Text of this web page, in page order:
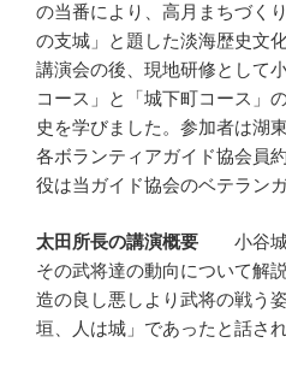
の当番により、高月まちづく
の支城」と題した淡海歴史文
講演会の後、現地研修として
コース」と「城下町コース」
史を学びました。参加者は湖
各ボランティアガイド協会員
役は当ガイド協会のベテラン
太田所長の講演概要 小谷城
その武将達の動向について解
造の良し悪しより武将の戦う
垣、人は城」であったと話さ